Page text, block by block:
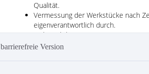
barrierefreie Version